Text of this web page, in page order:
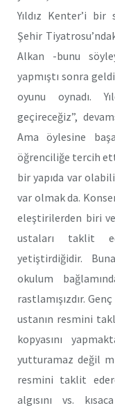
Yıldız Kenter’i bir
Şehir
Alkan -bunu
yapmıştı sonra
oyunu oynadı.
geçireceğiz”,
Ama öylesine
öğrenciliğe tercih
bir yapıda var
var olmak da.
eleştirilerden biri
ustaları taklit
yetiştirdiğidir.
okulum
rastlamışızdır.
ustanın resmini
kopyasını
yutturamaz değil
resmini taklit
algısını vs.